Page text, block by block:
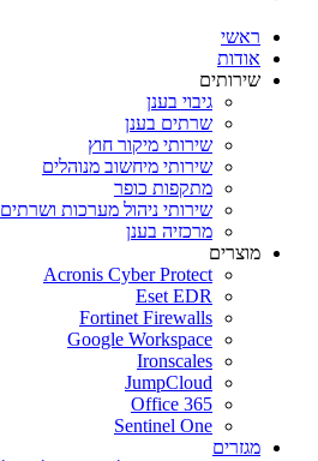
ראשי
אודות
שירותים
גיבוי בענן
שרתים בענן
שירותי מיקור חוץ
שירותי מיחשוב מנוהלים
מתקפות כופר
שירותי ניהול מערכות ושרתים
מרכזיה בענן
מוצרים
Acronis Cyber Protect
Eset EDR
Fortinet Firewalls
Google Workspace
Ironscales
JumpCloud
Office 365
Sentinel One
מגזרים